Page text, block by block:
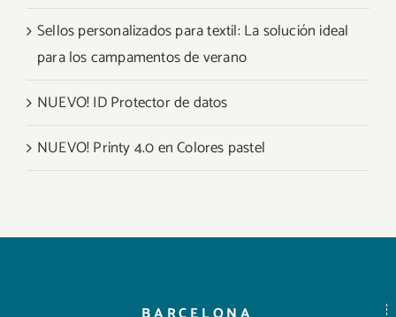
Sellos personalizados para textil: La solución ideal
para los campamentos de verano
NUEVO! ID Protector de datos
NUEVO! Printy 4.0 en Colores pastel